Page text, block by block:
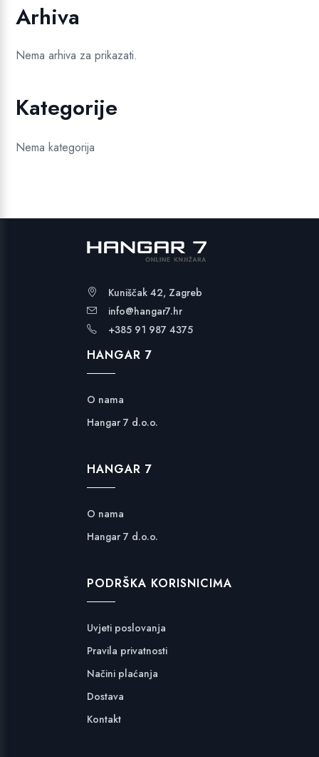
Arhiva
Nema arhiva za prikazati.
Kategorije
Nema kategorija
Kuniščak 42, Zagreb
info@hangar7.hr
+385 91 987 4375
HANGAR 7
O nama
Hangar 7 d.o.o.
HANGAR 7
O nama
Hangar 7 d.o.o.
PODRŠKA KORISNICIMA
Uvjeti poslovanja
Pravila privatnosti
Načini plaćanja
Dostava
Kontakt